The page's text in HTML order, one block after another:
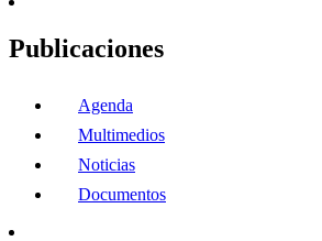
Publicaciones
Agenda
Multimedios
Noticias
Documentos